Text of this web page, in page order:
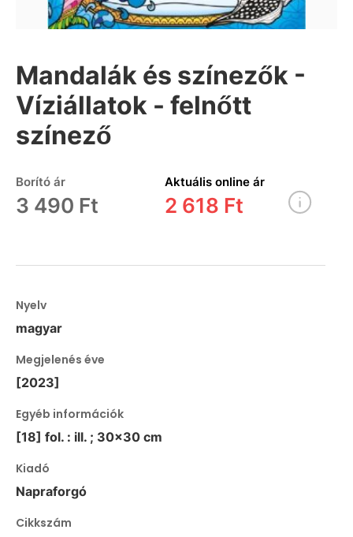
Mandalák és színezők -
Víziállatok - felnőtt
színező
Borító ár
3 490 Ft
Aktuális online ár
2 618 Ft
Nyelv
magyar
Megjelenés éve
[2023]
Egyéb információk
[18] fol. : ill. ; 30x30 cm
Kiadó
Napraforgó
Cikkszám